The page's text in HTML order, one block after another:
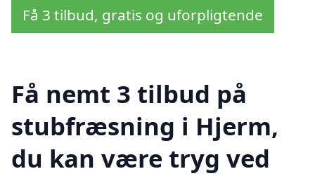
Få 3 tilbud, gratis og uforpligtende
Få nemt 3 tilbud på
stubfræsning i Hjerm,
du kan være tryg ved